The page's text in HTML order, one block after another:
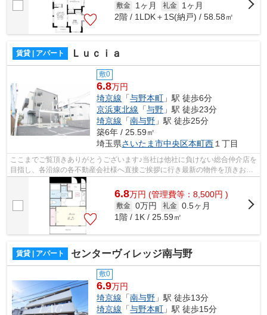
敷金 1ヶ月 礼金
1ヶ月
2階 / 1LDK＋1S(納戸) / 58.58㎡
賃貸 | アパート Ｌｕｃｉａ
敷0
6.8万円
埼京線 「与野本町 」駅 徒歩6分
京浜東北線 「与野 」駅 徒歩23分
埼京線 「南与野 」駅 徒歩25分
築6年 / 25.59㎡
埼玉県さいたま市中央区本町西 １丁目
ここまでご覧頂きありがとうございます♪当社は他社に負けない総合仲介店を
目指し、各沿線の各不動産会社様へ直接ご挨拶に行き最新の物件を頂きお客
様へ提供しております！最新の情報は...
6.8万円 (管理費等：8,500円 )
敷金 0万円 礼金 0.5ヶ月
1階 / 1K / 25.59㎡
賃貸 | アパート センターヴィレッジ南与野
敷0
6.9万円
埼京線 「南与野 」駅 徒歩13分
埼京線 「与野本町 」駅 徒歩15分